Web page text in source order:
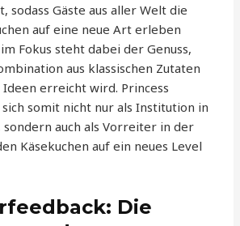
Gäste aus aller Welt die
auf eine neue Art erleben
Fokus steht dabei der Genuss,
aus klassischen Zutaten
erreicht wird. Princess
sich somit nicht nur als Institution in
auch als Vorreiter in der
Käsekuchen auf ein neues Level
Die